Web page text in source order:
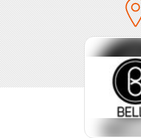
attraktive Menschen,
Drinks, wenn es
Special an
Alle Frauen bekommen an
Glas Moet & Chandon
das nicht genug kostet
Chandon Rosé 0,75